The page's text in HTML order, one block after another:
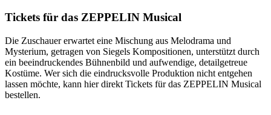
Tickets für das ZEPPELIN Musical
Die Zuschauer erwartet eine Mischung aus Melodrama und
Mysterium, getragen von Siegels Kompositionen, unterstützt durch
ein beeindruckendes Bühnenbild und aufwendige, detailgetreue
Kostüme. Wer sich die eindrucksvolle Produktion nicht entgehen
lassen möchte, kann hier direkt Tickets für das ZEPPELIN Musical
bestellen.